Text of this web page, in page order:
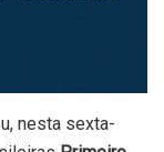
nesta sexta-